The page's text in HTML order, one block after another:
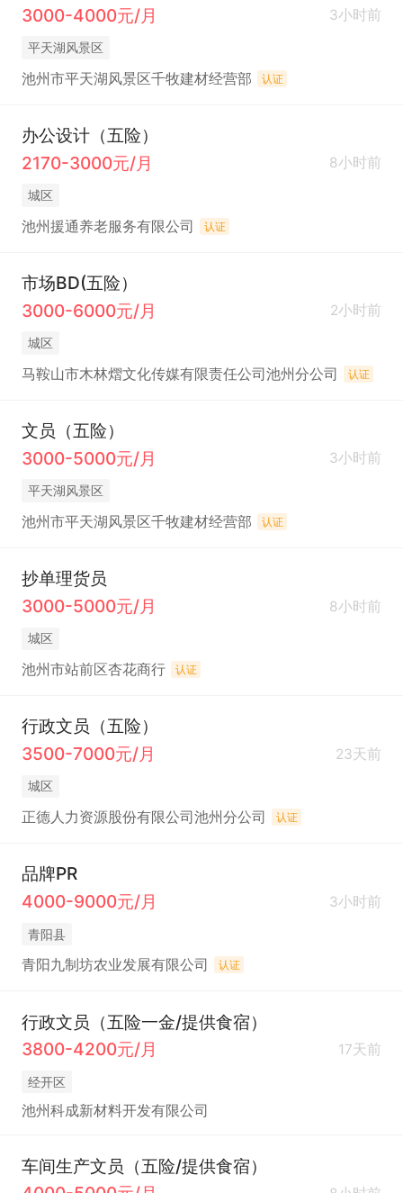
3000-4000元/月
3小时前
平天湖风景区
池州市平天湖风景区千牧建材经营部 认证
办公设计（五险）
2170-3000元/月
8小时前
城区
池州援通养老服务有限公司 认证
市场BD(五险）
3000-6000元/月
2小时前
城区
马鞍山市木林熠文化传媒有限责任公司池州分公司 认证
文员（五险）
3000-5000元/月
3小时前
平天湖风景区
池州市平天湖风景区千牧建材经营部 认证
抄单理货员
3000-5000元/月
8小时前
城区
池州市站前区杏花商行 认证
行政文员（五险）
3500-7000元/月
23天前
城区
正德人力资源股份有限公司池州分公司 认证
品牌PR
4000-9000元/月
3小时前
青阳县
青阳九制坊农业发展有限公司 认证
行政文员（五险一金/提供食宿）
3800-4200元/月
17天前
经开区
池州科成新材料开发有限公司
车间生产文员（五险/提供食宿）